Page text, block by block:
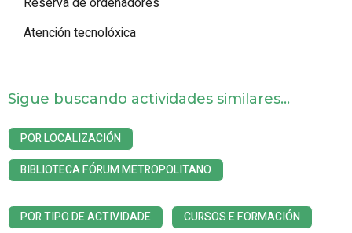
Atención tecnolóxica
Sigue buscando actividades similares...
POR LOCALIZACIÓN
BIBLIOTECA FÓRUM METROPOLITANO
POR TIPO DE ACTIVIDADE CURSOS E FORMACIÓN